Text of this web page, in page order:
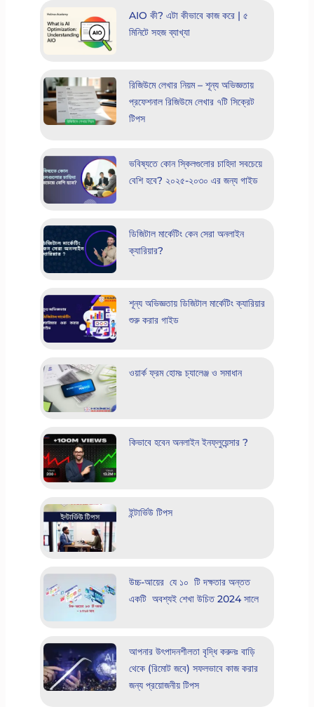
AIO কী? এটা কীভাবে কাজ করে | ৫
মিনিটে সহজ ব্যাখ্যা
রিজিউমে লেখার নিয়ম – শূন্য অভিজ্ঞতায়
প্রফেশনাল রিজিউমে লেখার ৭টি সিক্রেট
টিপস
ভবিষ্যতে কোন স্কিলগুলোর চাহিদা সবচেয়ে
বেশি হবে? ২০২৫-২০৩০ এর জন্য গাইড
ডিজিটাল মার্কেটিং কেন সেরা অনলাইন
ক্যারিয়ার?
শূন্য অভিজ্ঞতায় ডিজিটাল মার্কেটিং ক্যারিয়ার
শুরু করার গাইড
ওয়ার্ক ফ্রম হোমঃ চ্যালেঞ্জ ও সমাধান
কিভাবে হবেন অনলাইন ইনফ্লুয়েন্সার ?
ইন্টার্ভিউ টিপস
উচ্চ-আয়ের যে ১০ টি দক্ষতার অন্তত
একটি অবশ্যই শেখা উচিত 2024 সালে
আপনার উৎপাদনশীলতা বৃদ্ধি করুনঃ বাড়ি
থেকে (রিমোট জবে) সফলভাবে কাজ করার
জন্য প্রয়োজনীয় টিপস